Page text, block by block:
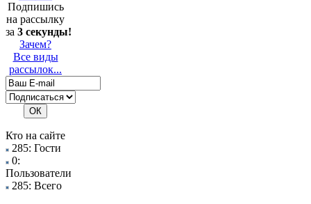
Подпишись
на рассылку
за 3 секунды!
Зачем?
Все виды
рассылок...
Кто на сайте
285: Гости
0:
Пользователи
285: Всего